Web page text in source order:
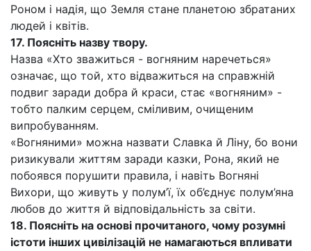
Роном і надія, що Земля стане планетою збратаних
людей і квітів.
17. Поясніть назву твору.
Назва «Хто зважиться - вогняним наречеться»
означає, що той, хто відважиться на справжній
подвиг заради добра й краси, стає «вогняним» -
тобто палким серцем, сміливим, очищеним
випробуванням.
«Вогняними» можна назвати Славка й Ліну, бо вони
ризикували життям заради казки, Рона, який не
побоявся порушити правила, і навіть Вогняні
Вихори, що живуть у полум’ї, їх об’єднує полум’яна
любов до життя й відповідальність за світи.
18. Поясніть на основі прочитаного, чому розумні
істоти інших цивілізацій не намагаються впливати